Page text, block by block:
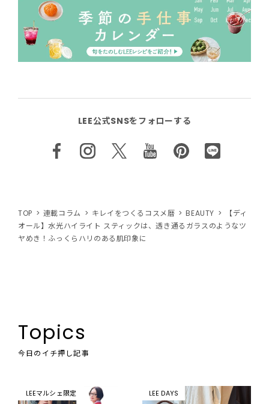
LEE公式SNSをフォローする
TOP 連載コラム キレイをつくるコスメ暦 BEAUTY
【ディ
オール】水光ハイライト スティックは、透き通るガラスのようなツ
ヤめき！ふっくらハリのある肌印象に
Topics
今日のイチ押し記事
LEEマルシェ限定 LEE DAYS